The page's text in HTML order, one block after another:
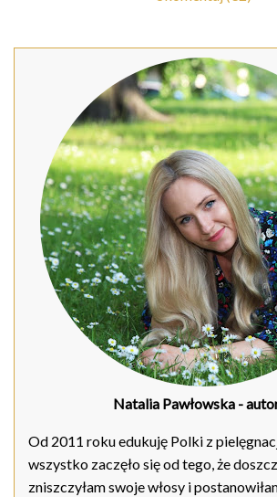
Natalia Pawłowska -
Od 2011 roku edukuję Polki z
wszystko zaczęło się od tego, że
zniszczyłam swoje włosy i